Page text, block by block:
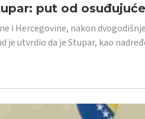
put od
i Hercegovine, nakon
je utvrdio da je Stupar, kao